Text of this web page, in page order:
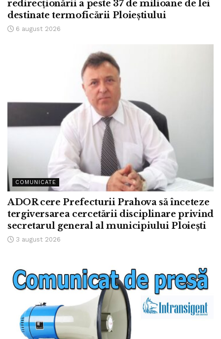
redirecționării a peste 37 de milioane de lei
destinate termoficării Ploieștiului
6 august 2026
COMUNICATE
ADOR cere Prefecturii Prahova să înceteze
tergiversarea cercetării disciplinare privind
secretarul general al municipiului Ploiești
3 august 2026